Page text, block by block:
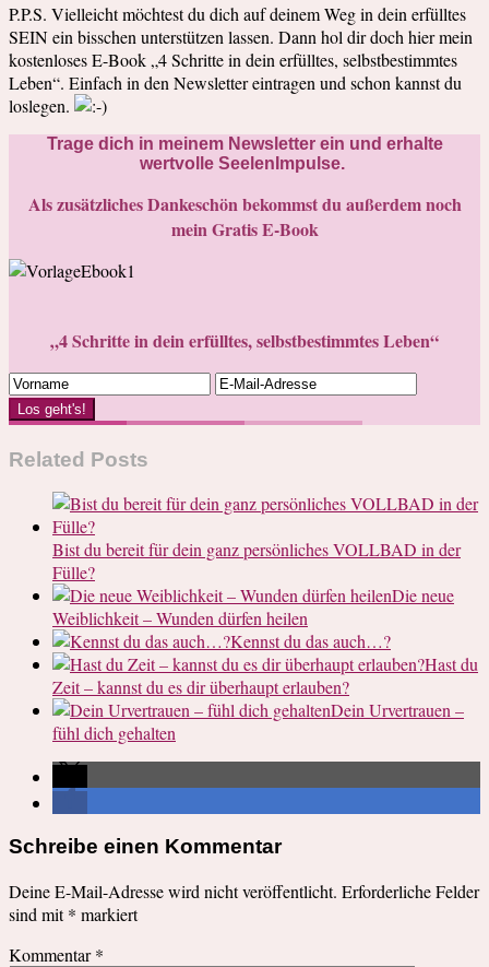
P.P.S. Vielleicht möchtest du dich auf deinem Weg in dein erfülltes
SEIN ein bisschen unterstützen lassen. Dann hol dir doch hier mein
kostenloses E-Book „4 Schritte in dein erfülltes, selbstbestimmtes
Leben“. Einfach in den Newsletter eintragen und schon kannst du
loslegen.
Trage dich in meinem Newsletter ein und erhalte
wertvolle SeelenImpulse.
Als zusätzliches Dankeschön bekommst du außerdem noch
mein Gratis E-Book
„4 Schritte in dein erfülltes, selbstbestimmtes Leben“
Los geht's!
Related Posts
Bist du bereit für dein ganz persönliches VOLLBAD in der
Fülle?
Die neue
Weiblichkeit – Wunden dürfen heilen
Kennst du das auch…?
Hast du
Zeit – kannst du es dir überhaupt erlauben?
Dein Urvertrauen –
fühl dich gehalten
Schreibe einen Kommentar
Deine E-Mail-Adresse wird nicht veröffentlicht. Erforderliche Felder
sind mit* markiert
Kommentar*